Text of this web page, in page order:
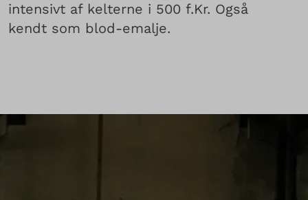
intensivt af kelterne i 500 f.Kr. Også
kendt som blod-emalje.